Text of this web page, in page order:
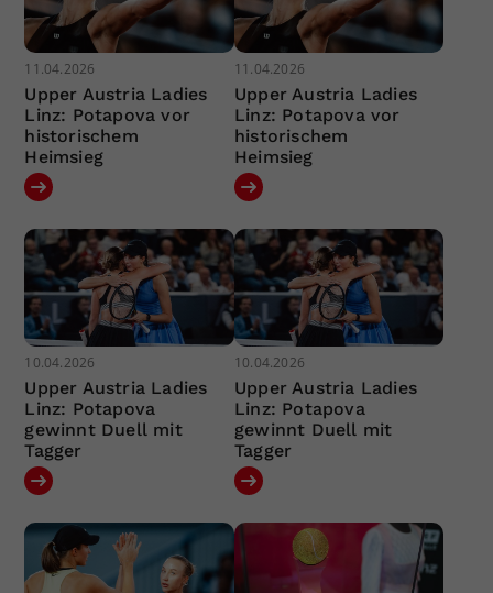
11.04.2026
Upper Austria Ladies
Linz: Potapova vor
historischem
Heimsieg
11.04.2026
Upper Austria Ladies
Linz: Potapova vor
historischem
Heimsieg
10.04.2026
Upper Austria Ladies
Linz: Potapova
gewinnt Duell mit
Tagger
10.04.2026
Upper Austria Ladies
Linz: Potapova
gewinnt Duell mit
Tagger